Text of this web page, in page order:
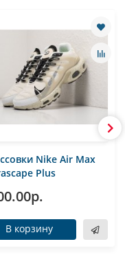
Nike Air Max
Plus
В корзину